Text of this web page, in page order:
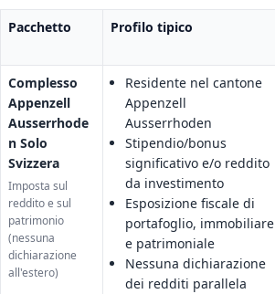
Pacchetto Profilo tipico
Complesso
Appenzell
Ausserrhode
n Solo
Svizzera
Imposta sul
reddito e sul
patrimonio
(nessuna
dichiarazione
all'estero)
Residente nel cantone
Appenzell
Ausserrhoden
Stipendio/bonus
significativo e/o reddito
da investimento
Esposizione fiscale di
portafoglio, immobiliare
e patrimoniale
Nessuna dichiarazione
dei redditi parallela